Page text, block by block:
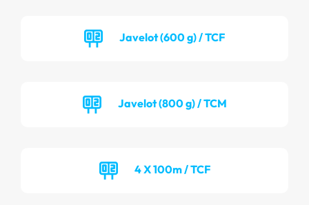
Javelot (600 g) / TCF
Javelot (800 g) / TCM
4 X 100m / TCF